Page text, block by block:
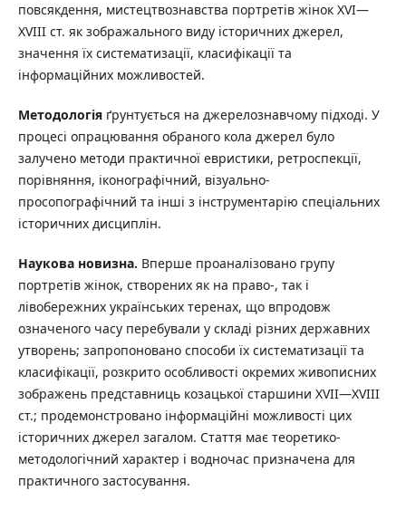
повсякдення, мистецтвознавства портретів жінок XVI—
XVIII ст. як зображального виду історичних джерел,
значення їх систематизації, класифікації та
інформаційних можливостей.
Методологіяґрунтується на джерелознавчому підході. У
процесі опрацювання обраного кола джерел було
залучено методи практичної евристики, ретроспекції,
порівняння, іконографічний, візуально-
просопографічний та інші з інструментарію спеціальних
історичних дисциплін.
Наукова новизна. Вперше проаналізовано групу
портретів жінок, створених як на право-, так і
лівобережних українських теренах, що впродовж
означеного часу перебували у складі різних державних
утворень; запропоновано способи їх систематизації та
класифікації, розкрито особливості окремих живописних
зображень представниць козацької старшини XVII—XVIII
ст.; продемонстровано інформаційні можливості цих
історичних джерел загалом. Стаття має теоретико-
методологічний характер і водночас призначена для
практичного застосування.